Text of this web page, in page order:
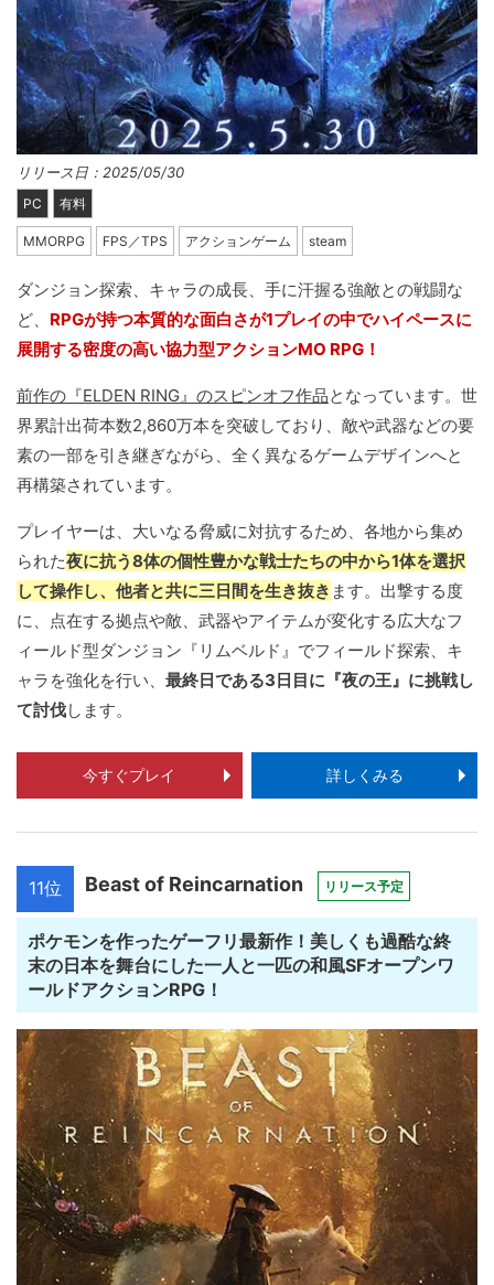
リリース日：2025/05/30
PC 有料
MMORPG FPS／TPS アクションゲーム steam
ダンジョン探索、キャラの成長、手に汗握る強敵との戦闘な
ど、 RPGが持つ本質的な面白さが1プレイの中でハイペースに
展開する密度の高い協力型アクションMO RPG！
前作の『ELDEN RING』のスピンオフ作品となっています。世
界累計出荷本数2,860万本を突破しており、敵や武器などの要
素の一部を引き継ぎながら、全く異なるゲームデザインへと
再構築されています。
プレイヤーは、大いなる脅威に対抗するため、各地から集め
られた夜に抗う8体の個性豊かな戦士たちの中から1体を選択
して操作し、他者と共に三日間を生き抜き ます。出撃する度
に、点在する拠点や敵、武器やアイテムが変化する広大なフ
ィールド型ダンジョン『リムベルド』でフィールド探索、キ
ャラを強化を行い、 最終日である3日目に『夜の王』に挑戦し
て討伐します。
今すぐプレイ 詳しくみる
11位 Beast of Reincarnation リリース予定
ポケモンを作ったゲーフリ最新作！美しくも過酷な終
末の日本を舞台にした一人と一匹の和風SFオープンワ
ールドアクションRPG！